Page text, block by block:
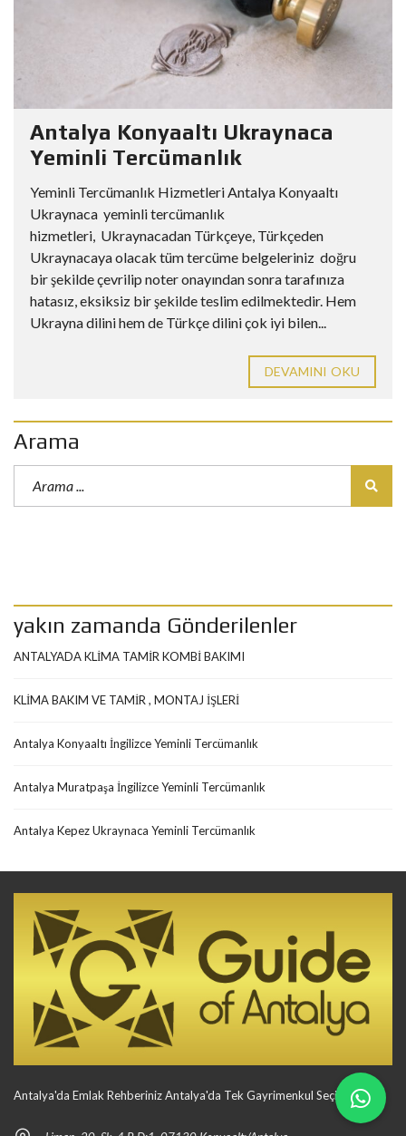
Antalya Konyaaltı Ukraynaca
Yeminli Tercümanlık
Yeminli Tercümanlık Hizmetleri Antalya Konyaaltı
Ukraynaca yeminli tercümanlık
hizmetleri, Ukraynacadan Türkçeye, Türkçeden
Ukraynacaya olacak tüm tercüme belgeleriniz doğru
bir şekilde çevrilip noter onayından sonra tarafınıza
hatasız, eksiksiz bir şekilde teslim edilmektedir. Hem
Ukrayna dilini hem de Türkçe dilini çok iyi bilen...
DEVAMINI OKU
Arama
yakın zamanda Gönderilenler
ANTALYADA KLİMA TAMİR KOMBİ BAKIMI
KLİMA BAKIM VE TAMİR , MONTAJ İŞLERİ
Antalya Konyaaltı İngilizce Yeminli Tercümanlık
Antalya Muratpaşa İngilizce Yeminli Tercümanlık
Antalya Kepez Ukraynaca Yeminli Tercümanlık
Antalya'da Emlak Rehberiniz Antalya'da Tek Gayrimenkul Seçiminiz